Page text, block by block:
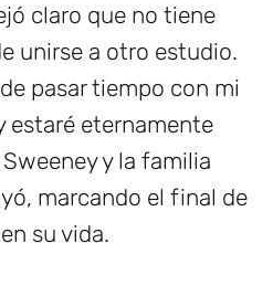
claro que no tiene
unirse a otro estudio.
pasar tiempo con mi
estaré eternamente
y la familia
marcando el final de
su vida.